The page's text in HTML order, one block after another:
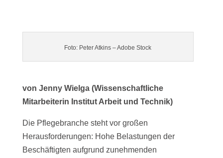
Foto: Peter Atkins – Adobe Stock
von Jenny Wielga (Wissenschaftliche
Mitarbeiterin Institut Arbeit und Technik)
Die Pflegebranche steht vor großen
Herausforderungen: Hohe Belastungen der
Beschäftigten aufgrund zunehmenden